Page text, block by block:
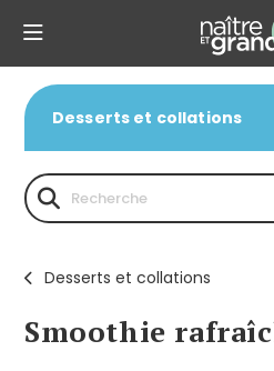
Desserts et collations
Smoothie
Desserts et collations